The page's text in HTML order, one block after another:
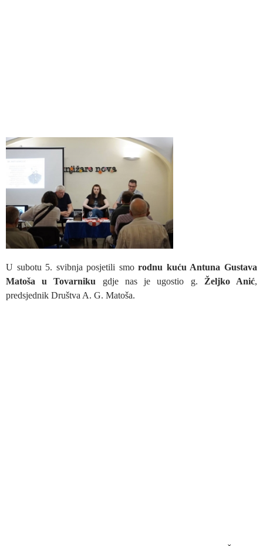
U subotu 5. svibnja posjetili smorodnu kuću Antuna Gustava
Matoša u Tovarniku gdje nas je ugostio g. Željko Anić,
predsjednik Društva A. G. Matoša.